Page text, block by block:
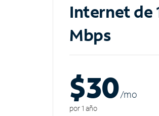
Internet de
Mbps
$30/mo
por 1 año